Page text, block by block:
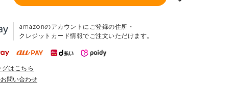
amazonのアカウントにご登録の住所・
クレジットカード情報でご注文いただけます。
はこちら
問い合わせ